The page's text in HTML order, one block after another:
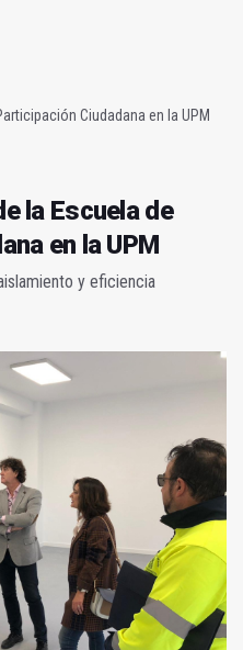
Ciudadana en la UPM
la Escuela de
en la UPM
y eficiencia